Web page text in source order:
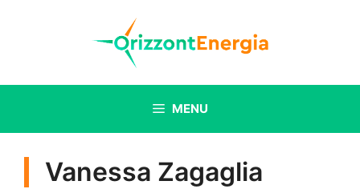
MENU
Vanessa Zagaglia